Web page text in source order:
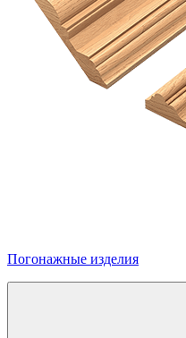
Погонажные изделия